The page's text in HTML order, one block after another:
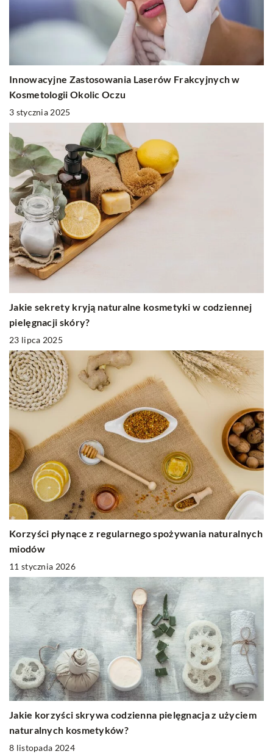
Innowacyjne Zastosowania Laserów Frakcyjnych w
Kosmetologii Okolic Oczu
3 stycznia 2025
Jakie sekrety kryją naturalne kosmetyki w codziennej
pielęgnacji skóry?
23 lipca 2025
Korzyści płynące z regularnego spożywania naturalnych
miodów
11 stycznia 2026
Jakie korzyści skrywa codzienna pielęgnacja z użyciem
naturalnych kosmetyków?
8 listopada 2024